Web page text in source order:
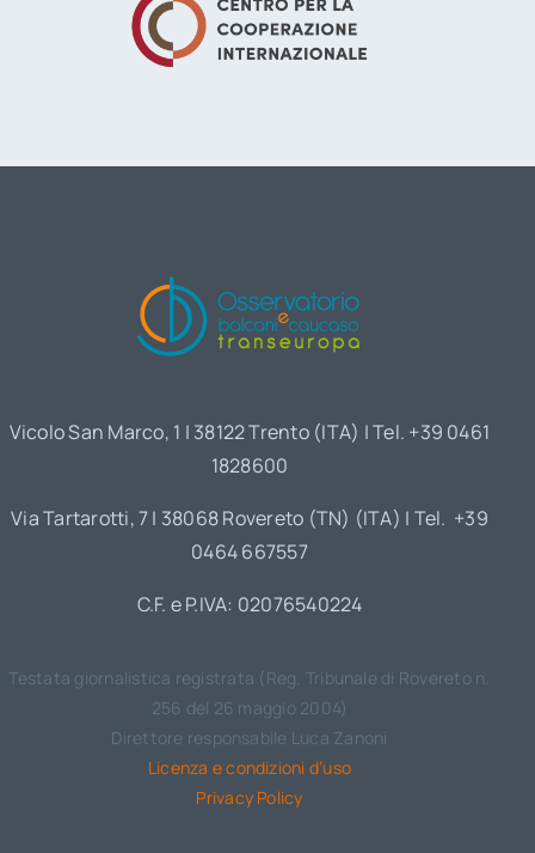
Vicolo San Marco, 1 | 38122 Trento (ITA) | Tel. +39 0461
1828600
Via Tartarotti, 7 | 38068 Rovereto (TN) (ITA) | Tel. +39
0464 667557
C.F. e P.IVA: 02076540224
Testata giornalistica registrata (Reg. Tribunale di Rovereto n.
256 del 26 maggio 2004)
Direttore responsabile Luca Zanoni
Licenza e condizioni d’uso
Privacy Policy